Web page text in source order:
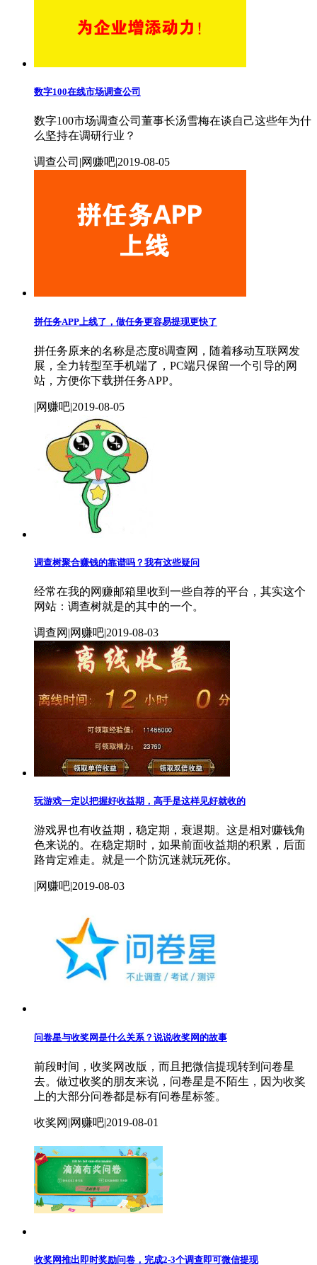
数字100在线市场调查公司
数字100市场调查公司董事长汤雪梅在谈自己这些年为什
么坚持在调研行业？
调查公司|网赚吧|2019-08-05
拼任务APP上线了，做任务更容易提现更快了
拼任务原来的名称是态度8调查网，随着移动互联网发
展，全力转型至手机端了，PC端只保留一个引导的网
站，方便你下载拼任务APP。
|网赚吧|2019-08-05
调查树聚合赚钱的靠谱吗？我有这些疑问
经常在我的网赚邮箱里收到一些自荐的平台，其实这个
网站：调查树就是的其中的一个。
调查网|网赚吧|2019-08-03
玩游戏一定以把握好收益期，高手是这样见好就收的
游戏界也有收益期，稳定期，衰退期。这是相对赚钱角
色来说的。在稳定期时，如果前面收益期的积累，后面
路肯定难走。就是一个防沉迷就玩死你。
|网赚吧|2019-08-03
问卷星与收奖网是什么关系？说说收奖网的故事
前段时间，收奖网改版，而且把微信提现转到问卷星
去。做过收奖的朋友来说，问卷星是不陌生，因为收奖
上的大部分问卷都是标有问卷星标签。
收奖网|网赚吧|2019-08-01
收奖网推出即时奖励问卷，完成2-3个调查即可微信提现